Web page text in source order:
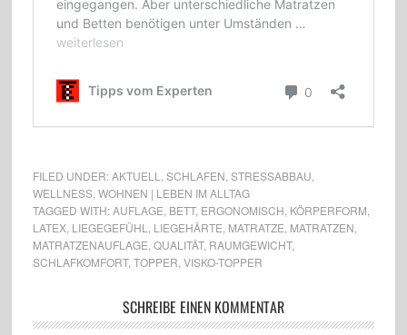
FILED UNDER:AKTUELL SCHLAFEN STRESSABBAU
WELLNESS, WOHNEN | LEBEN IM ALLTAG
TAGGED WITH:AUFLAGE BETT, ERGONOMISCH KÖRPERFORM
LATEX, LIEGEGEFÜHL LIEGEHÄRTE MATRATZE MATRATZEN
MATRATZENAUFLAGE QUALITÄT, RAUMGEWICHT,
SCHLAFKOMFORT, TOPPER VISKO-TOPPER
SCHREIBE EINEN KOMMENTAR